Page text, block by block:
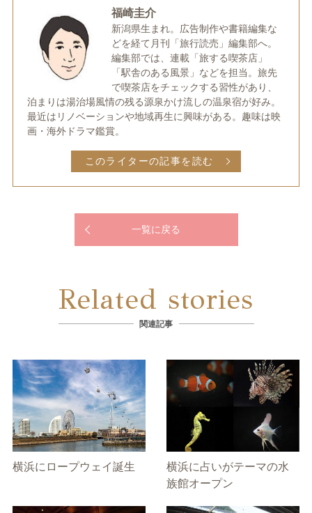
福崎圭介
新潟県生まれ。広告制作や書籍編集な
どを経て月刊「旅行読売」編集部へ。
編集部では、連載「旅する喫茶店」
「駅舎のある風景」などを担当。旅先
で喫茶店をチェックする習性があり、
泊まりは湯治場風情の残る源泉かけ流しの温泉宿が好み。
最近はリノベーションや地域再生に興味がある。趣味は映
画・海外ドラマ鑑賞。
このライターの記事を読む
一覧に戻る
Related stories
関連記事
横浜にロープウェイ誕生
横浜に占いがテーマの水
族館オープン